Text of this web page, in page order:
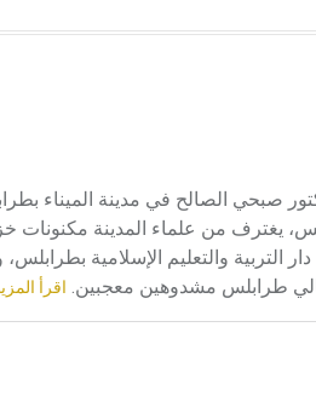
يغترف من علماء المدينة مكنونات
التربية والتعليم الإسلامية
طرابلس مشدوهين معجبين. اقرأ